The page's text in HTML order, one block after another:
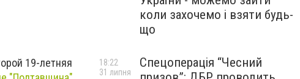
19-летняя
коли захочемо і взяти будь-
що
Спецоперація “Чесний
18:22
31 липня